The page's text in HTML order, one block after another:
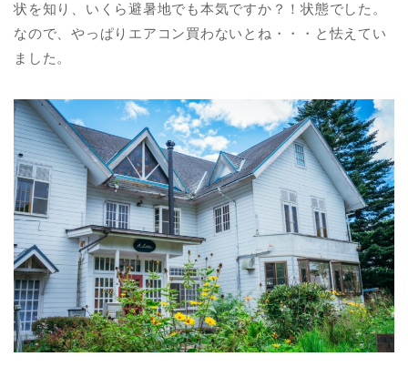
状を知り、いくら避暑地でも本気ですか？！状態でした。
なので、やっぱりエアコン買わないとね・・・と怯えてい
ました。